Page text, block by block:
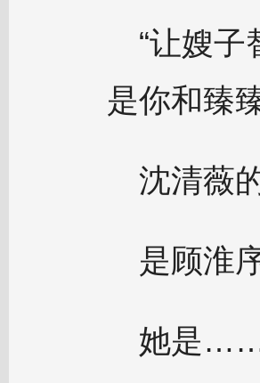
“让嫂
是你和臻
沈清薇
是顾淮
她是……